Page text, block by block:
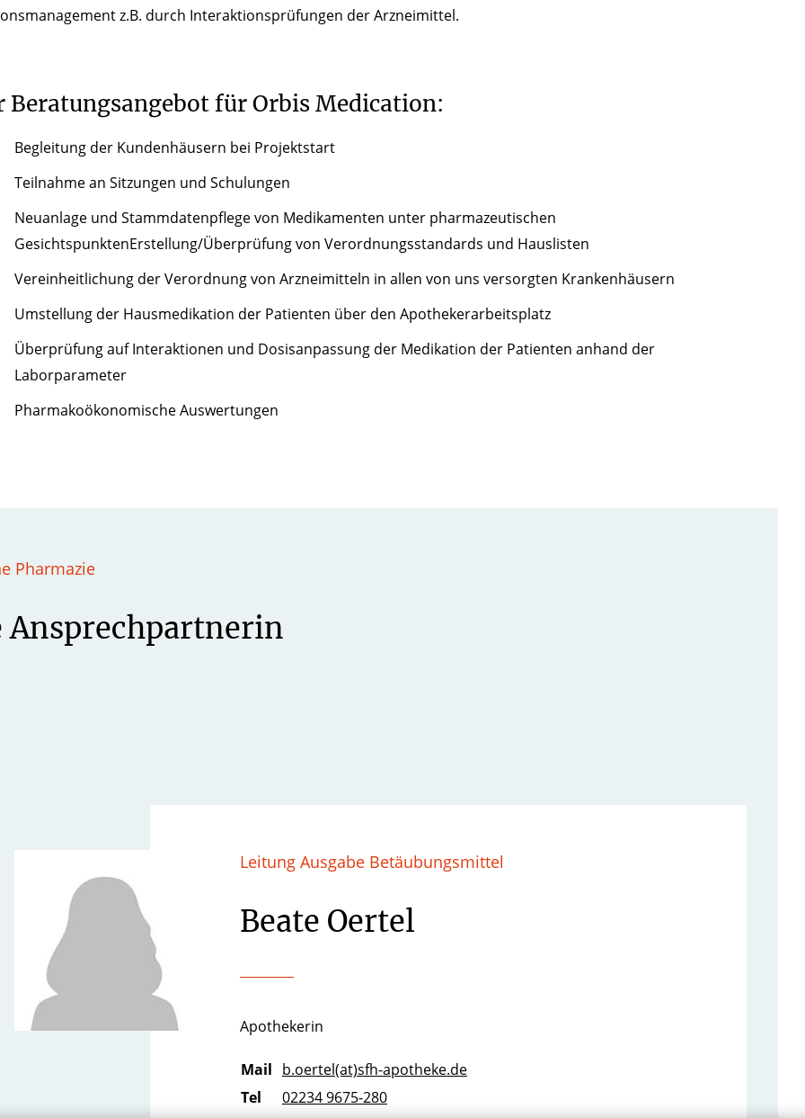
z.B. durch Interaktionsprüfungen der Arzneimittel.
Beratungsangebot für Orbis Medication:
Begleitung der Kundenhäusern bei Projektstart
Teilnahme an Sitzungen und Schulungen
Neuanlage und Stammdatenpflege von Medikamenten unter pharmazeutischen
GesichtspunktenErstellung/Überprüfung von Verordnungsstandards und Hauslisten
Vereinheitlichung der Verordnung von Arzneimitteln in allen von uns versorgten Krankenhäusern
Umstellung der Hausmedikation der Patienten über den Apothekerarbeitsplatz
Überprüfung auf Interaktionen und Dosisanpassung der Medikation der Patienten anhand der
Laborparameter
Pharmakoökonomische Auswertungen
Pharmazie
Ansprechpartnerin
Leitung Ausgabe Betäubungsmittel
Beate Oertel
Apothekerin
Mail b.oertel(at)sfh-apotheke.de
Tel
02234 9675-280